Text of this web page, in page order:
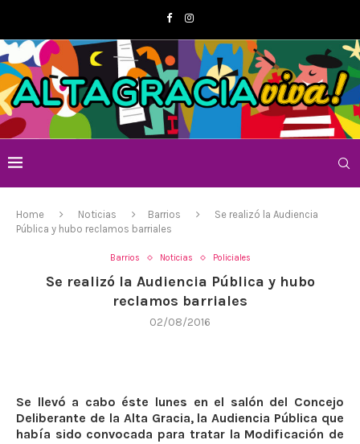
Home Noticias Barrios
Se realizó la Audiencia
Pública y hubo reclamos barriales
Barrios Noticias Policiales
Se realizó la Audiencia Pública y hubo
reclamos barriales
02/08/2016
Se llevó a cabo éste lunes en el salón del Concejo
Deliberante de la Alta Gracia, la Audiencia Pública que
había sido convocada para tratar la Modificación de